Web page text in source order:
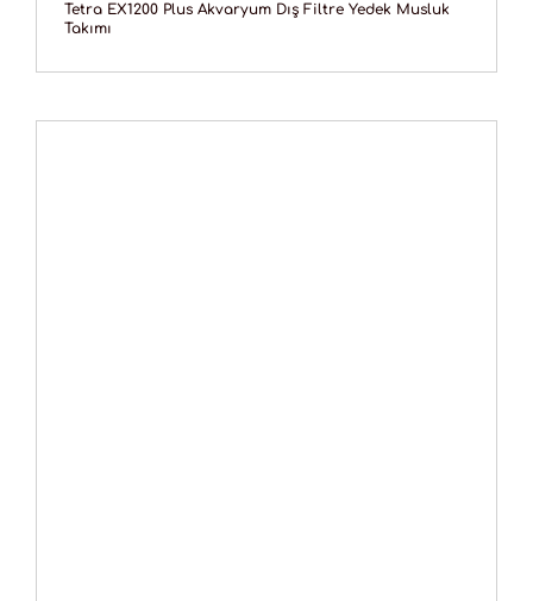
Tetra EX1200 Plus Akvaryum Dış Filtre Yedek Musluk
Takımı